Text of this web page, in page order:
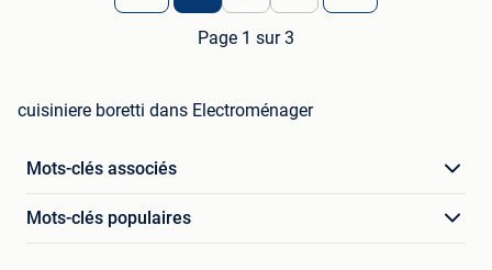
Page 1 sur 3
cuisiniere boretti dans Electroménager
Mots-clés associés
Mots-clés populaires